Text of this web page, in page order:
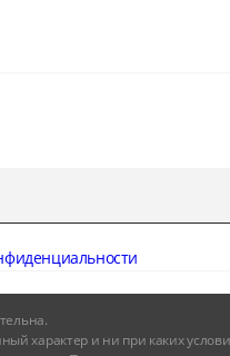
характер и ни при каких